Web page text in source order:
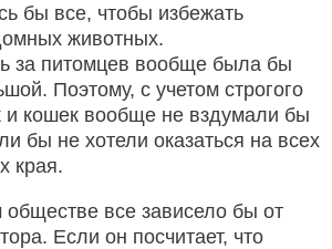
бы все, чтобы избежать
животных.
за питомцев вообще была бы
Поэтому, с учетом строгого
и кошек вообще не вздумали бы
бы не хотели оказаться на всех
края.
обществе все зависело бы от
Если он посчитает, что